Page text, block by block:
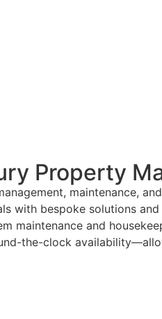
Property
maintenance,
with bespoke solutions
and
the-clock